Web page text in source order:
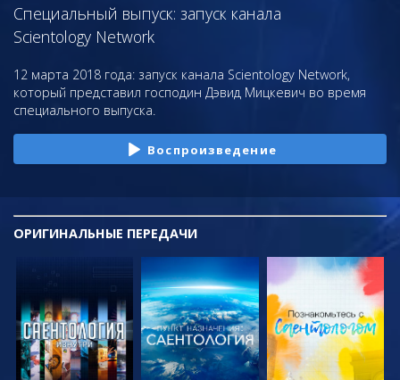
Специальный выпуск: запуск канала
Scientology Network
12 марта 2018 года: запуск канала Scientology Network,
который представил господин Дэвид Мицкевич во время
специального выпуска.
Воспроизведение
ОРИГИНАЛЬНЫЕ ПЕРЕДАЧИ